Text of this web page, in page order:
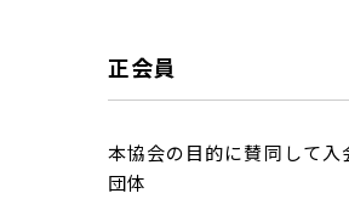
正会員
本協会の目的に賛同して入
団体